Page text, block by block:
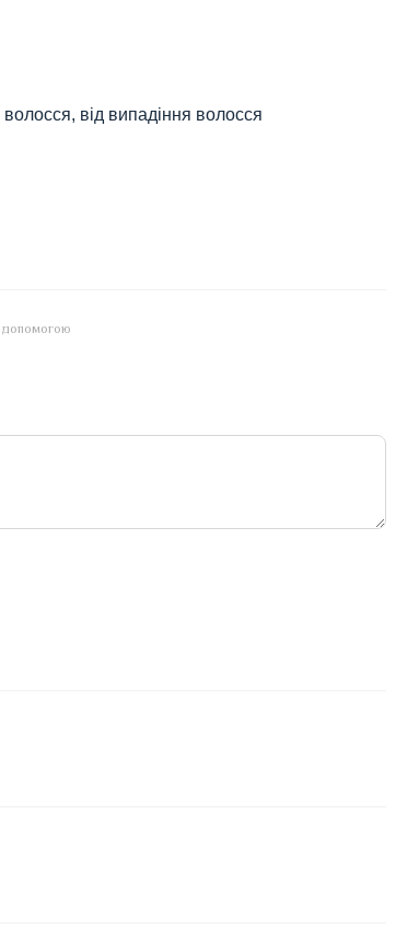
від випадіння волосся
допомогою